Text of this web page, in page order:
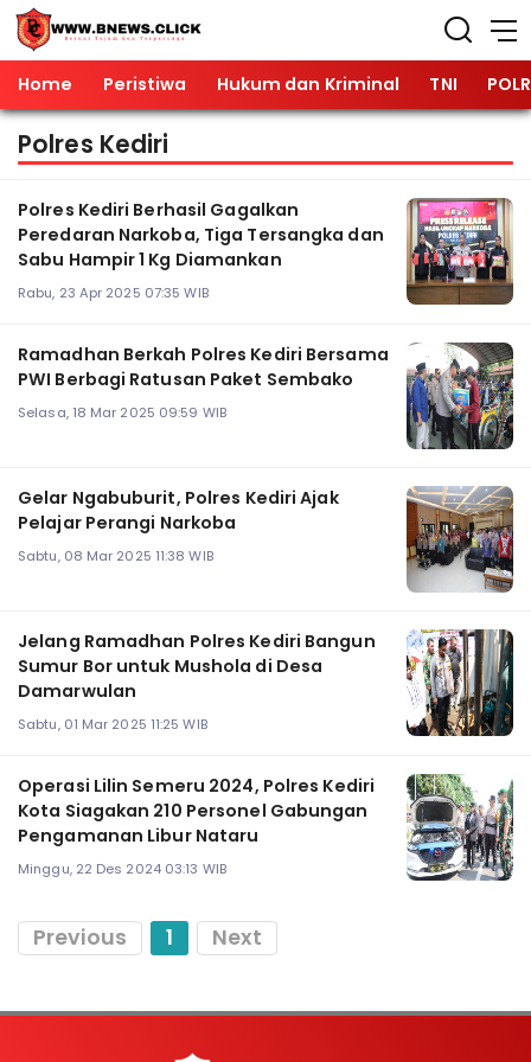
Home Peristiwa Hukum dan Kriminal TNI
Polres Kediri
Polres Kediri Berhasil Gagalkan
Peredaran Narkoba, Tiga Tersangka dan
Sabu Hampir 1 Kg Diamankan
Rabu, 23 Apr 2025 07:35 WIB
Ramadhan Berkah Polres Kediri Bersama
PWI Berbagi Ratusan Paket Sembako
Selasa, 18 Mar 2025 09:59 WIB
Gelar Ngabuburit, Polres Kediri Ajak
Pelajar Perangi Narkoba
Sabtu, 08 Mar 2025 11:38 WIB
Jelang Ramadhan Polres Kediri Bangun
Sumur Bor untuk Mushola di Desa
Damarwulan
Sabtu, 01 Mar 2025 11:25 WIB
Operasi Lilin Semeru 2024, Polres Kediri
Kota Siagakan 210 Personel Gabungan
Pengamanan Libur Nataru
Minggu, 22 Des 2024 03:13 WIB
Previous 1 Next